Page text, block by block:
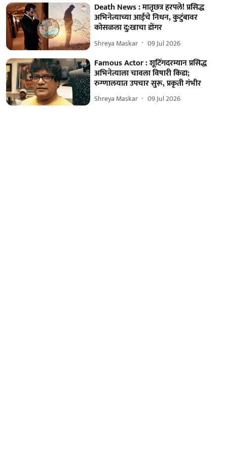
Death News : मातृछत्र हरपले! प्रसिद्ध
अभिनेत्याच्या आईचे निधन, कुटुंबावर
कोसळला दु:खाचा डोंगर
Shreya Maskar 09 Jul 2026
Famous Actor : शूटिंगदरम्यान प्रसिद्ध
अभिनेत्याला चावला विषारी किडा;
रुग्णालयात उपचार सुरू, प्रकृती गंभीर
Shreya Maskar 09 Jul 2026